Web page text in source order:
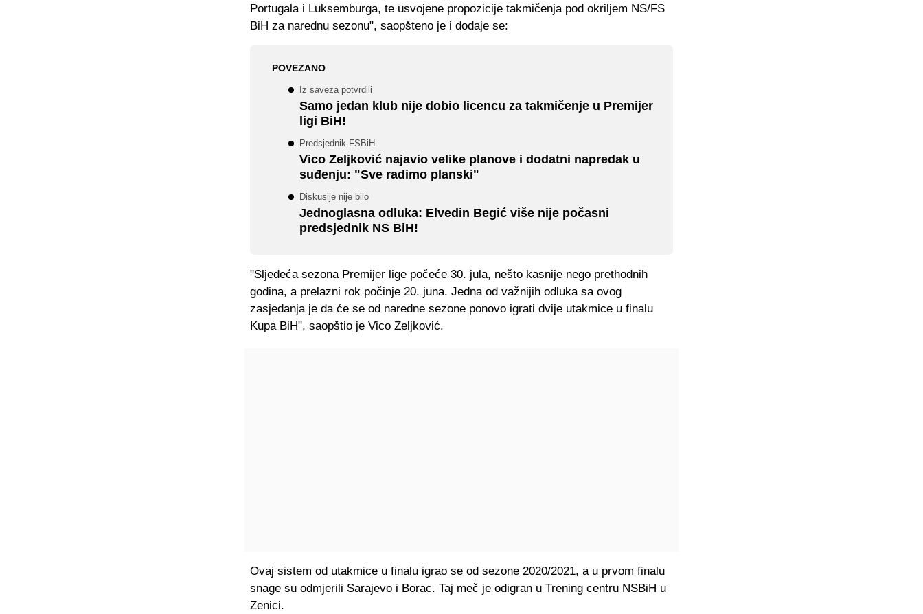
Portugala i Luksemburga, te usvojene propozicije takmičenja pod okriljem NS/FS
BiH za narednu sezonu", saopšteno je i dodaje se:
POVEZANO
Iz saveza potvrdili
Samo jedan klub nije dobio licencu za takmičenje u Premijer
ligi BiH!
Predsjednik FSBiH
Vico Zeljković najavio velike planove i dodatni napredak u
suđenju: "Sve radimo planski"
Diskusije nije bilo
Jednoglasna odluka: Elvedin Begić više nije počasni
predsjednik NS BiH!
"Sljedeća sezona Premijer lige počeće 30. jula, nešto kasnije nego prethodnih
godina, a prelazni rok počinje 20. juna. Jedna od važnijih odluka sa ovog
zasjedanja je da će se od naredne sezone ponovo igrati dvije utakmice u finalu
Kupa BiH", saopštio je Vico Zeljković.
Ovaj sistem od utakmice u finalu igrao se od sezone 2020/2021, a u prvom finalu
snage su odmjerili Sarajevo i Borac. Taj meč je odigran u Trening centru NSBiH u
Zenici.